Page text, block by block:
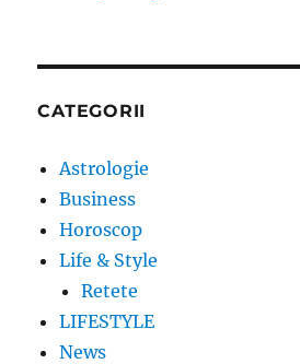
CATEGORII
Astrologie
Business
Horoscop
Life & Style
Retete
LIFESTYLE
News